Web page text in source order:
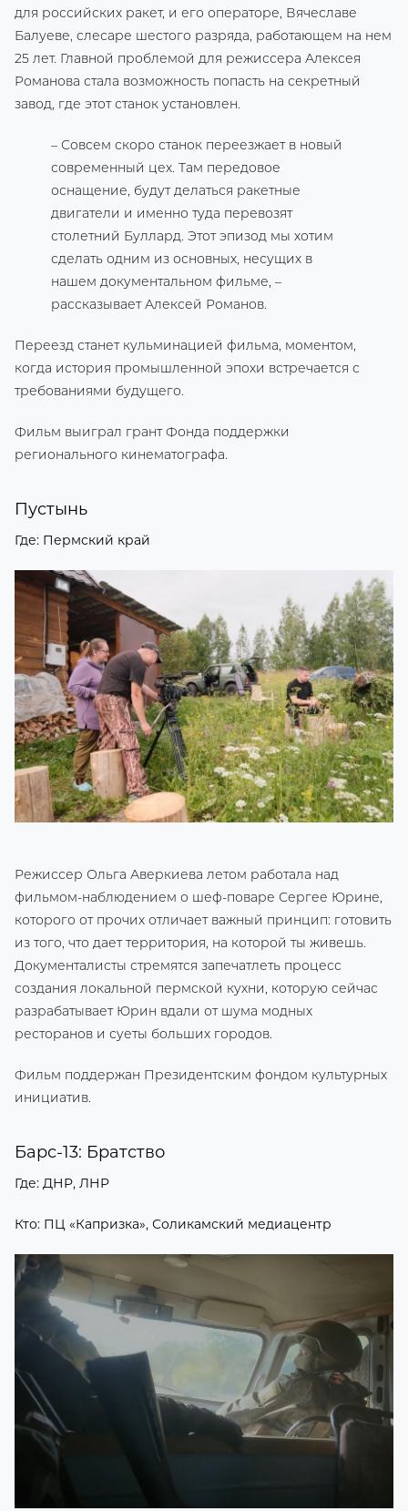
для российских ракет, и его операторе, Вячеславе
Балуеве, слесаре шестого разряда, работающем на нем
25 лет. Главной проблемой для режиссера Алексея
Романова стала возможность попасть на секретный
завод, где этот станок установлен.
– Совсем скоро станок переезжает в новый
современный цех. Там передовое
оснащение, будут делаться ракетные
двигатели и именно туда перевозят
столетний Буллард. Этот эпизод мы хотим
сделать одним из основных, несущих в
нашем документальном фильме, –
рассказывает Алексей Романов.
Переезд станет кульминацией фильма, моментом,
когда история промышленной эпохи встречается с
требованиями будущего.
Фильм выиграл грант Фонда поддержки
регионального кинематографа.
Пустынь
Где: Пермский край
Режиссер Ольга Аверкиева летом работала над
фильмом-наблюдением о шеф-поваре Сергее Юрине,
которого от прочих отличает важный принцип: готовить
из того, что дает территория, на которой ты живешь.
Документалисты стремятся запечатлеть процесс
создания локальной пермской кухни, которую сейчас
разрабатывает Юрин вдали от шума модных
ресторанов и суеты больших городов.
Фильм поддержан Президентским фондом культурных
инициатив.
Барс-13: Братство
Где: ДНР, ЛНР
Кто: ПЦ «Капризка», Соликамский медиацентр